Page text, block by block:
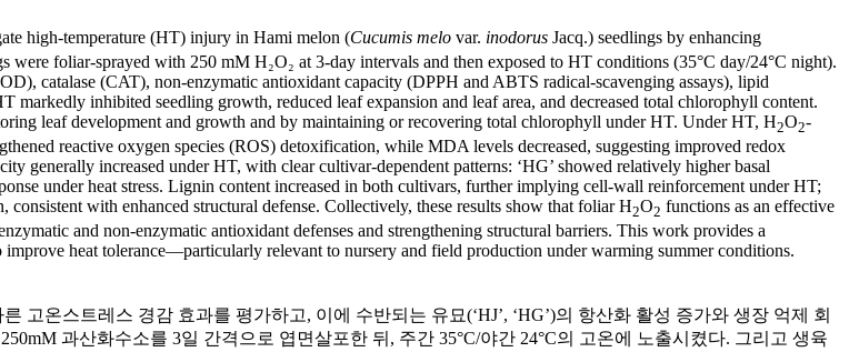
high-temperature (HT) injury in Hami melon (Cucumis melo var. inodorus Jacq.) seedlings by enhancing
foliar-sprayed with 250 mM H₂O₂ at 3-day intervals and then exposed to HT conditions (35°C day/24°C night).
catalase (CAT), non-enzymatic antioxidant capacity (DPPH and ABTS radical-scavenging assays), lipid
inhibited seedling growth, reduced leaf expansion and leaf area, and decreased total chlorophyll content.
leaf development and growth and by maintaining or recovering total chlorophyll under HT. Under HT, H2O2-
reactive oxygen species (ROS) detoxification, while MDA levels decreased, suggesting improved redox
generally increased under HT, with clear cultivar-dependent patterns: ‘HG’ showed relatively higher basal
under heat stress. Lignin content increased in both cultivars, further implying cell-wall reinforcement under HT;
consistent with enhanced structural defense. Collectively, these results show that foliar H2O2 functions as an effective
and non-enzymatic antioxidant defenses and strengthening structural barriers. This work provides a
improve heat tolerance—particularly relevant to nursery and field production under warming summer conditions.
고온스트레스 경감 효과를 평가하고, 이에 수반되는 유묘(‘HJ’, ‘HG’)의 항산화 활성 증가와 생장 억제 회
과산화수소를 3일 간격으로 엽면살포한 뒤, 주간 35°C/야간 24°C의 고온에 노출시켰다. 그리고 생육